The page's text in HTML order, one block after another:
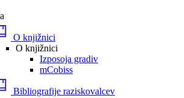
O knjižnici
O knjižnici
Izposoja gradiv
mCobiss
Bibliografije raziskovalcev